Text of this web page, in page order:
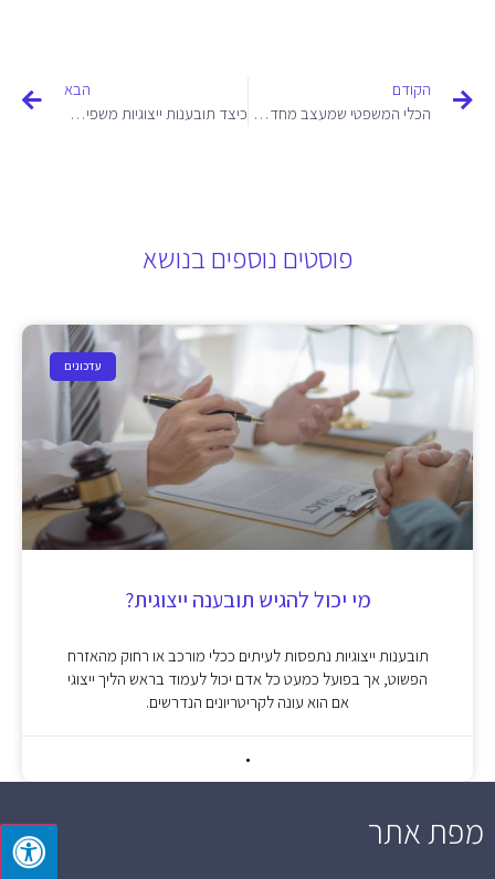
הקודם
הכלי המשפטי שמעצב מחדש את יחסי הכוחות
הבא
כיצד תובענות ייצוגיות משפיעות על שוק הצרכנות והמשק בישראל
פוסטים נוספים בנושא
עדכונים
מי יכול להגיש תובענה ייצוגית?
תובענות ייצוגיות נתפסות לעיתים ככלי מורכב או רחוק מהאזרח
הפשוט, אך בפועל כמעט כל אדם יכול לעמוד בראש הליך ייצוגי
אם הוא עונה לקריטריונים הנדרשים.
מפת אתר